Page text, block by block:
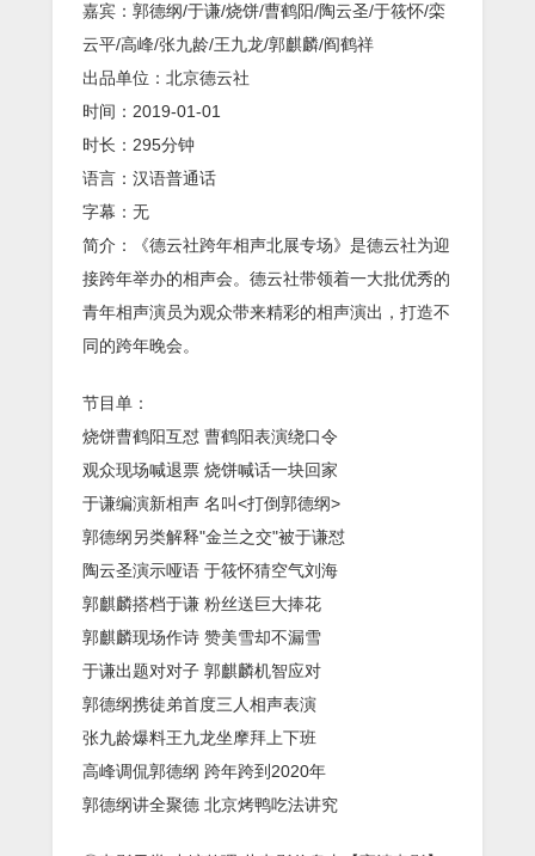
嘉宾：郭德纲/于谦/烧饼/曹鹤阳/陶云圣/于筱怀/栾
云平/高峰/张九龄/王九龙/郭麒麟/阎鹤祥
出品单位：北京德云社
时间：2019-01-01
时长：295分钟
语言：汉语普通话
字幕：无
简介：《德云社跨年相声北展专场》是德云社为迎
接跨年举办的相声会。德云社带领着一大批优秀的
青年相声演员为观众带来精彩的相声演出，打造不
同的跨年晚会。
节目单：
烧饼曹鹤阳互怼 曹鹤阳表演绕口令
观众现场喊退票 烧饼喊话一块回家
于谦编演新相声 名叫<打倒郭德纲>
郭德纲另类解释"金兰之交"被于谦怼
陶云圣演示哑语 于筱怀猜空气刘海
郭麒麟搭档于谦 粉丝送巨大捧花
郭麒麟现场作诗 赞美雪却不漏雪
于谦出题对对子 郭麒麟机智应对
郭德纲携徒弟首度三人相声表演
张九龄爆料王九龙坐摩拜上下班
高峰调侃郭德纲 跨年跨到2020年
郭德纲讲全聚德 北京烤鸭吃法讲究